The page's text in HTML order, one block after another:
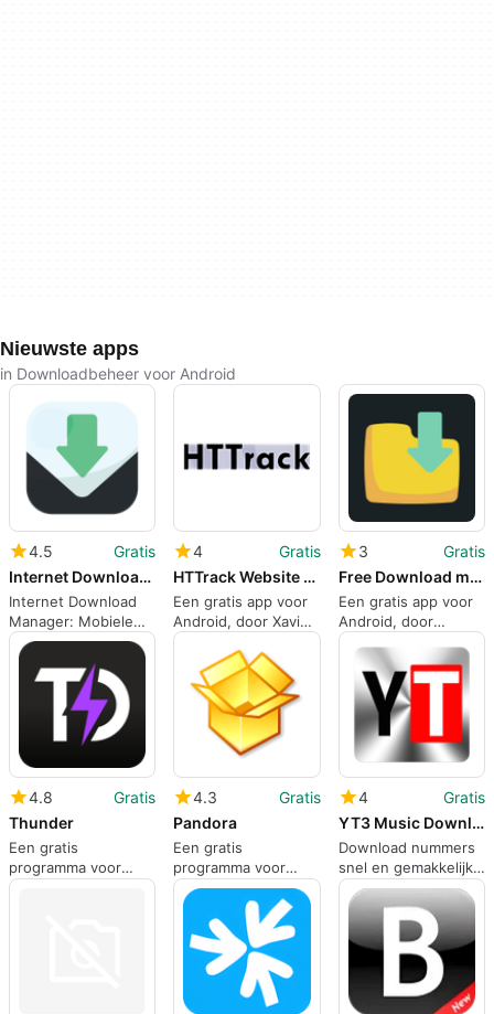
Nieuwste apps
in Downloadbeheer voor Android
4.5
Gratis
Internet Download Manager
Internet Download
Manager: Mobiele
downloadcontrole en
opslagbeheer
4
Gratis
HTTrack Website Copier
Een gratis app voor
Android, door Xavier
Roche.
3
Gratis
Free Download manager
Een gratis app voor
Android, door
desisapps.
4.8
Gratis
Thunder
Een gratis
programma voor
Android, van
4.3
Gratis
Pandora
Een gratis
programma voor
Android, sinds 2006.
4
Gratis
YT3 Music Downloader
Download nummers
snel en gemakkelijk
naar uw apparaat